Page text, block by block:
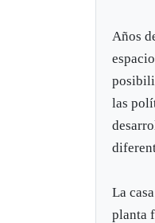
Años
las
La
planta